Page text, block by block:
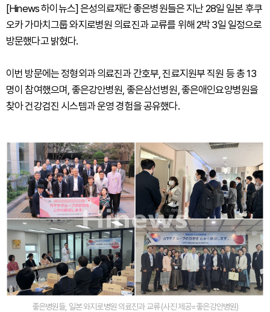
[Hinews 하이뉴스] 은성의료재단 좋은병원들은 지난 28일 일본 후쿠
오카 가마치그룹 와지로병원 의료진과 교류를 위해 2박 3일 일정으로
방문했다고 밝혔다.
이번 방문에는 정형외과 의료진과 간호부, 진료지원부 직원 등 총 13
명이 참여했으며, 좋은강안병원, 좋은삼선병원, 좋은애인요양병원을
찾아 건강검진 시스템과 운영 경험을 공유했다.
좋은병원들, 일본 와지로병원 의료진과 교류 (사진 제공=좋은강안병원)